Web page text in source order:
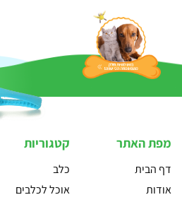
מפת האתר
דף הבית
אודות
קטגוריות
כלב
אוכל לכלבים